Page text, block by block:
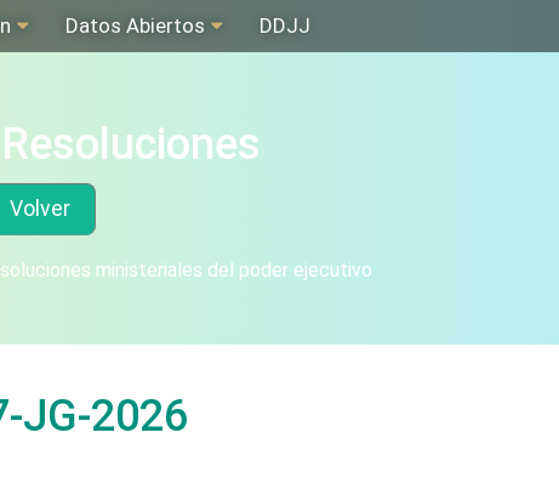
Datos Abiertos DDJJ
Volver
ministeriales del poder ejecutivo
JG-2026